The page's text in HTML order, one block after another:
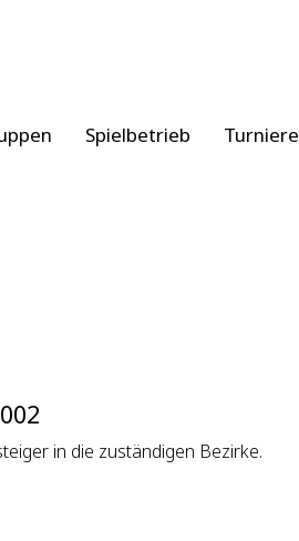
Spielbetrieb Turniere
in die zuständigen Bezirke.